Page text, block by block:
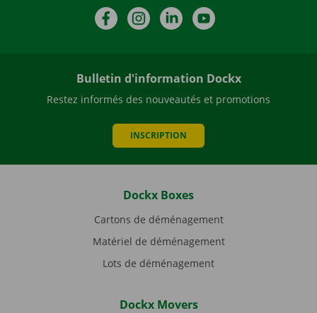
FacebookInstagramLinkedIn
Bulletin d'information Dockx
Restez informés des nouveautés et promotions
INSCRIPTION
Dockx Boxes
Cartons de déménagement
Matériel de déménagement
Lots de déménagement
Dockx Movers